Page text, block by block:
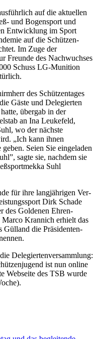
auf die aktuellen
und Bogen­sport und
Ent­wick­lung im Sport
auf die Schützen­
Im Zuge der
Freunde des Nach­wuchses
Schuss LG-Munition
des Schützen­tages
Gäste und Dele­gierten
übergab in der
an Ina Leuke­feld,
wo der nächste
„Ich kann ihnen
Seien Sie eingeladen
sagte sie, nachdem sie
Suhl
für ihre lang­jährigen Ver­
Dirk Schade
des Goldenen Ehren­
Krannich erhielt das
Gülland die Präsi­denten­
Dele­gierten­versamm­lung:
ist nun online
Web­seite des TSB wurde